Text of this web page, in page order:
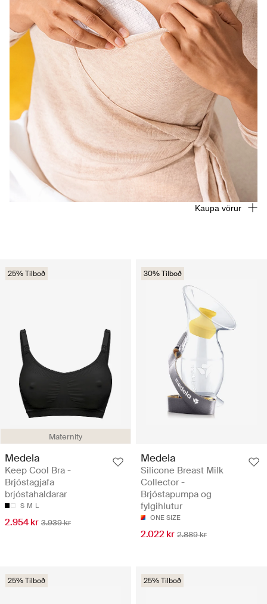
Maternity
25% Tilboð
Medela
Keep Cool Bra -
Brjóstagjafa
brjóstahaldarar
S M L
2.954 kr 3.939 kr
30% Tilboð
Medela
Silicone Breast Milk
Collector -
Brjóstapumpa og
fylgihlutur
ONE SIZE
2.022 kr 2.889 kr
25% Tilboð 25% Tilboð
Kaupa vörur